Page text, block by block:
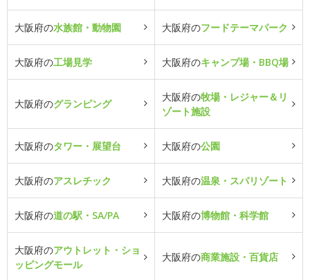
大阪府の水族館・動物園 大阪府のフードテーマパーク
大阪府の工場見学 大阪府のキャンプ場・BBQ場
大阪府のグランピング
大阪府の牧場・レジャー＆リ
ゾート施設
大阪府のタワー・展望台 大阪府の公園
大阪府のアスレチック 大阪府の温泉・スパリゾート
大阪府の道の駅・SA/PA 大阪府の博物館・科学館
大阪府のアウトレット・ショ
ッピングモール
大阪府の商業施設・百貨店